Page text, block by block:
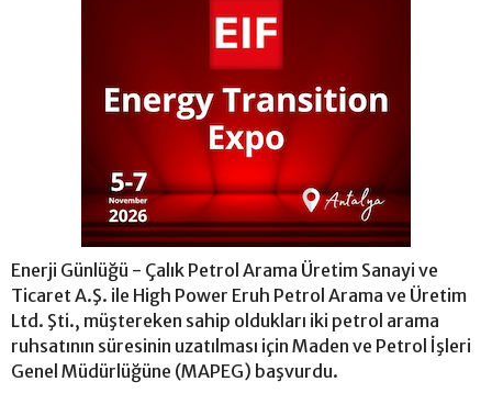
Enerji Günlüğü - Çalık Petrol Arama Üretim Sanayi ve
Ticaret A.Ş. ile High Power Eruh Petrol Arama ve Üretim
Ltd. Şti., müştereken sahip oldukları iki petrol arama
ruhsatının süresinin uzatılması için Maden ve Petrol İşleri
Genel Müdürlüğüne (MAPEG) başvurdu.